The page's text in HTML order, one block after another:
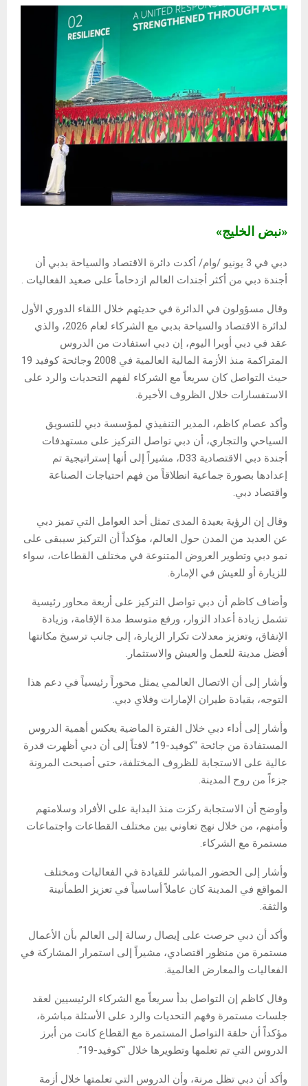
«نبض الخليج»
دبي في 3 يونيو /وام/ أكدت دائرة الاقتصاد والسياحة بدبي أن
أجندة دبي من أكثر أجندات العالم ازدحاماً على صعيد الفعاليات .
وقال مسؤولون في الدائرة في حديثهم خلال اللقاء الدوري الأول
لدائرة الاقتصاد والسياحة بدبي مع الشركاء لعام 2026، والذي
عقد في دبي أوبرا اليوم، إن دبي استفادت من الدروس
المتراكمة منذ الأزمة المالية العالمية في 2008 وجائحة كوفيد 19
حيث التواصل كان سريعاً مع الشركاء لفهم التحديات والرد على
الاستفسارات خلال الظروف الأخيرة.
وأكد عصام كاظم، المدير التنفيذي لمؤسسة دبي للتسويق
السياحي والتجاري، أن دبي تواصل التركيز على مستهدفات
أجندة دبي الاقتصادية D33، مشيراً إلى أنها إستراتيجية تم
إعدادها بصورة جماعية انطلاقاً من فهم احتياجات الصناعة
واقتصاد دبي.
وقال إن الرؤية بعيدة المدى تمثل أحد العوامل التي تميز دبي
عن العديد من المدن حول العالم، مؤكداً أن التركيز سيبقى على
نمو دبي وتطوير العروض المتنوعة في مختلف القطاعات، سواء
للزيارة أو للعيش في الإمارة.
وأضاف كاظم أن دبي تواصل التركيز على أربعة محاور رئيسية
تشمل زيادة أعداد الزوار، ورفع متوسط مدة الإقامة، وزيادة
الإنفاق، وتعزيز معدلات تكرار الزيارة، إلى جانب ترسيخ مكانتها
أفضل مدينة للعمل والعيش والاستثمار.
وأشار إلى أن الاتصال العالمي يمثل محوراً رئيسياً في دعم هذا
التوجه، بقيادة طيران الإمارات وفلاي دبي.
وأشار إلى أداء دبي خلال الفترة الماضية يعكس أهمية الدروس
المستفادة من جائحة “كوفيد-19” لافتاً إلى أن دبي أظهرت قدرة
عالية على الاستجابة للظروف المختلفة، حتى أصبحت المرونة
جزءاً من روح المدينة.
وأوضح أن الاستجابة ركزت منذ البداية على الأفراد وسلامتهم
وأمنهم، من خلال نهج تعاوني بين مختلف القطاعات واجتماعات
مستمرة مع الشركاء.
وأشار إلى الحضور المباشر للقيادة في الفعاليات ومختلف
المواقع في المدينة كان عاملاً أساسياً في تعزيز الطمأنينة
والثقة.
وأكد أن دبي حرصت على إيصال رسالة إلى العالم بأن الأعمال
مستمرة من منظور اقتصادي، مشيراً إلى استمرار المشاركة في
الفعاليات والمعارض العالمية.
وقال كاظم إن التواصل بدأ سريعاً مع الشركاء الرئيسيين لعقد
جلسات مستمرة وفهم التحديات والرد على الأسئلة مباشرة،
مؤكداً أن حلقة التواصل المستمرة مع القطاع كانت من أبرز
الدروس التي تم تعلمها وتطويرها خلال “كوفيد-19”.
وأكد أن دبي تظل مرنة، وأن الدروس التي تعلمتها خلال أزمة